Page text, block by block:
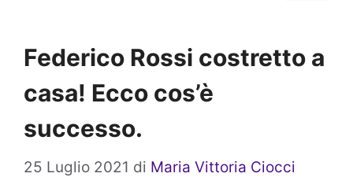
Federico Rossi costretto a
casa! Ecco cos’è
successo.
25 Luglio 2021 di Maria Vittoria Ciocci